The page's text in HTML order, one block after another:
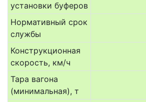
установки буферов
Нормативный срок
службы
Конструкционная
скорость, км/ч
Тара вагона
(минимальная), т